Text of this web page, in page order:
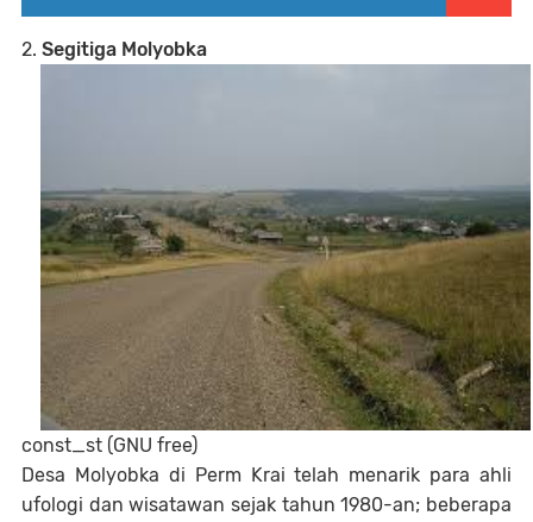
2. Segitiga Molyobka
const_st (GNU free)
Desa Molyobka di Perm Krai telah menarik para ahli
ufologi dan wisatawan sejak tahun 1980-an; beberapa